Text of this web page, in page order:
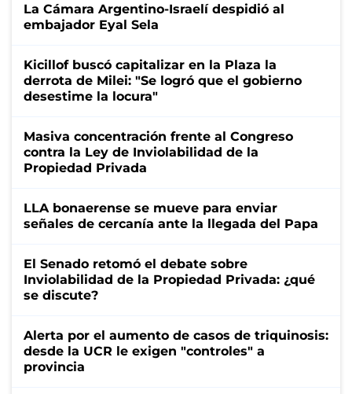
La Cámara Argentino-Israelí despidió al
embajador Eyal Sela
Kicillof buscó capitalizar en la Plaza la
derrota de Milei: "Se logró que el gobierno
desestime la locura"
Masiva concentración frente al Congreso
contra la Ley de Inviolabilidad de la
Propiedad Privada
LLA bonaerense se mueve para enviar
señales de cercanía ante la llegada del Papa
El Senado retomó el debate sobre
Inviolabilidad de la Propiedad Privada: ¿qué
se discute?
Alerta por el aumento de casos de triquinosis:
desde la UCR le exigen "controles" a
provincia